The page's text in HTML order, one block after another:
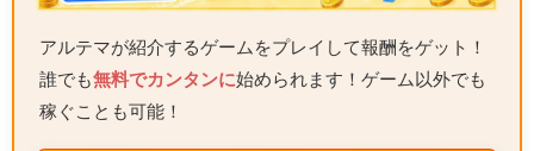
アルテマが紹介するゲームをプレイして報酬をゲット！
誰でも無料でカンタンに始められます！ゲーム以外でも
稼ぐことも可能！